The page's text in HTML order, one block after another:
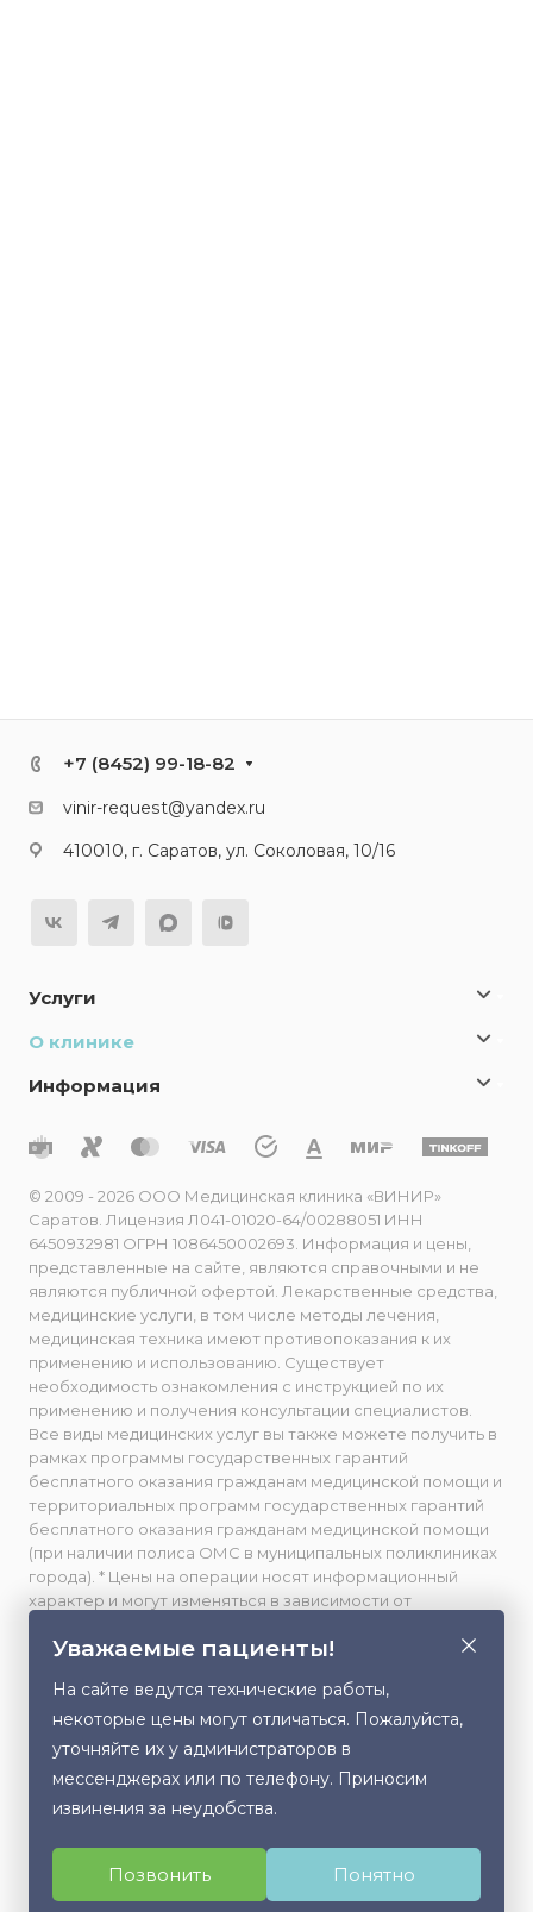
+7 (8452) 99-18-82
vinir-request@yandex.ru
410010, г. Саратов, ул. Соколовая, 10/16
Услуги
О клинике
Информация
© 2009 - 2026 ООО Медицинская клиника «ВИНИР»
Саратов. Лицензия Л041-01020-64/00288051 ИНН
6450932981 ОГРН 1086450002693. Информация и цены,
представленные на сайте, являются справочными и не
являются публичной офертой. Лекарственные средства,
медицинские услуги, в том числе методы лечения,
медицинская техника имеют противопоказания к их
применению и использованию. Существует
необходимость ознакомления с инструкцией по их
применению и получения консультации специалистов.
Все виды медицинских услуг вы также можете получить в
рамках программы государственных гарантий
бесплатного оказания гражданам медицинской помощи и
территориальных программ государственных гарантий
бесплатного оказания гражданам медицинской помощи
(при наличии полиса ОМС в муниципальных поликлиниках
города). * Цены на операции носят информационный
характер и могут изменяться в зависимости от
Facebook принадлежит компании Meta, признанной
видеоматериал, размещенный на данном сайте,
публикуется с письменного согласия лиц, изображенных
на них, либо их законных представителей (в случае
копирование или распространение данного контента без
разрешения правообладателя запрещено.
Политика в отношении обработки персональных данных
Версия для слабовидящих Карта сайта
Этот сайт использует cookie для хранения
данных. Продолжая использовать сайт, Вы даете
Уважаемые пациенты!
На сайте ведутся технические работы,
некоторые цены могут отличаться. Пожалуйста,
уточняйте их у администраторов в
мессенджерах или по телефону. Приносим
извинения за неудобства.
Позвонить Понятно